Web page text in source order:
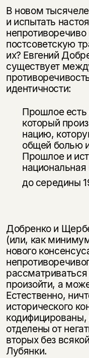
В новом
и испытать
постсоветскую
их? Евгений
существует
идентичности:
Прошлое есть
который
нацию,
общей болью
Прошлое и
до середины
Добренко и
(или, как
нового
произойти, а
Естественно,
исторического
кодифицированы,
отделены от
вторых без
Лубянки.